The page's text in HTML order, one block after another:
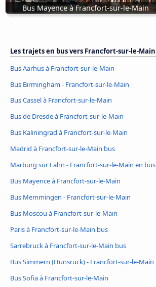
Bus Mayence à Francfort-sur-le-Main
Les trajets en bus vers Francfort-sur-le-Main
Bus Aarhus à Francfort-sur-le-Main
Bus Birmingham - Francfort-sur-le-Main
Bus Cassel à Francfort-sur-le-Main
Bus de Dresde à Francfort-sur-le-Main
Bus Kaliningrad à Francfort-sur-le-Main
Madrid à Francfort-sur-le-Main bus
Marburg sur Lahn - Francfort-sur-le-Main en bus
Bus Mayence à Francfort-sur-le-Main
Bus Memmingen - Francfort-sur-le-Main
Bus Moscou à Francfort-sur-le-Main
Paris à Francfort-sur-le-Main bus
Sarrebruck à Francfort-sur-le-Main bus
Bus Simmern (Hunsrück) - Francfort-sur-le-Main
Bus Sofia à Francfort-sur-le-Main